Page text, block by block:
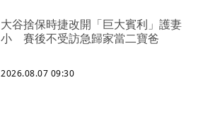
大谷捨保時捷改開「巨大賓利」護妻
小 賽後不受訪急歸家當二寶爸
2026.08.07 09:30